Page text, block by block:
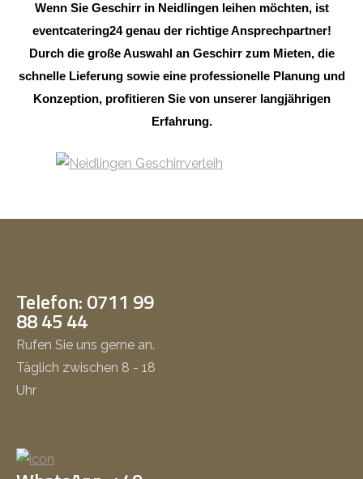
Wenn Sie Geschirr in Neidlingen leihen möchten, ist
eventcatering24 genau der richtige Ansprechpartner!
Durch die große Auswahl an Geschirr zum Mieten, die
schnelle Lieferung sowie eine professionelle Planung und
Konzeption, profitieren Sie von unserer langjährigen
Erfahrung.
Telefon: 0711 99
88 45 44
Rufen Sie uns gerne an.
Täglich zwischen 8 - 18
Uhr